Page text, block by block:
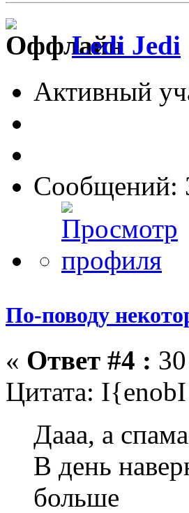
Ledi Jedi
Активный
Сообщений:
По-поводу
« Ответ #4 :
Цитата: I{enobI
Дааа, а
В день
больше